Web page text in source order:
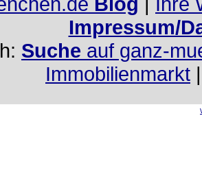
Impressum/
Suche auf ganz-
Immobilienmarkt